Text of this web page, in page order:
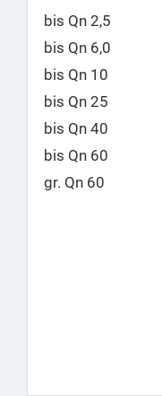
bis Qn 2,5
bis Qn 6,0
bis Qn 10
bis Qn 25
bis Qn 40
bis Qn 60
gr. Qn 60